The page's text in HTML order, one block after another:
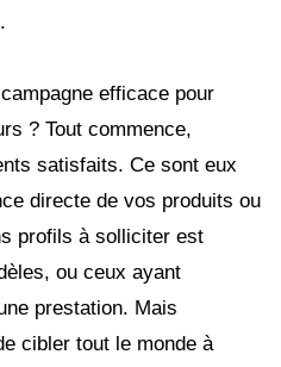
efficace pour
? Tout commence,
satisfaits. Ce sont eux
directe de vos produits ou
profils à solliciter est
ou ceux ayant
prestation. Mais
cibler tout le monde à